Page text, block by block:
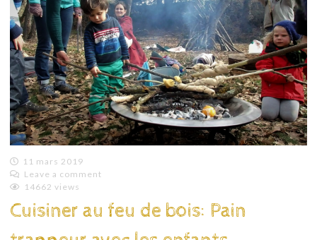
11 mars 2019
Emilie
Leave a comment
14662 views
Cuisiner au feu de bois: Pain